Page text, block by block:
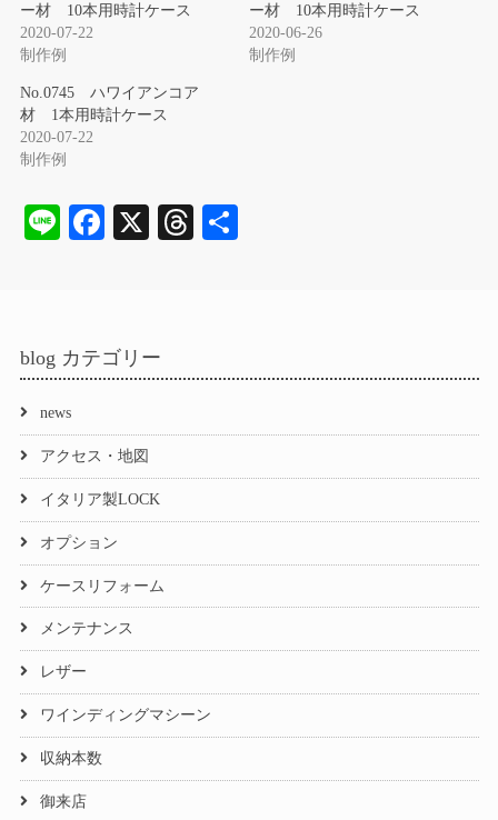
ー材 10本用時計ケース
2020-07-22
制作例
ー材 10本用時計ケース
2020-06-26
制作例
No.0745 ハワイアンコア
材 1本用時計ケース
2020-07-22
制作例
Li
Fa
X
T
blog カテゴリー
news
アクセス・地図
イタリア製LOCK
オプション
ケースリフォーム
メンテナンス
レザー
ワインディングマシーン
収納本数
御来店